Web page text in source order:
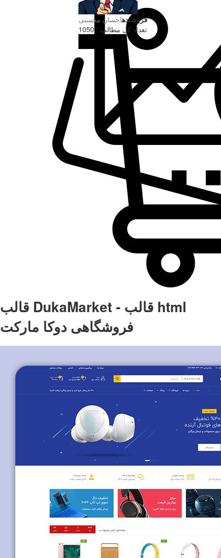
فروشندهاحسان محسنی
تعداد کل مطالب : 1050
قالب DukaMarket - قالب html
فروشگاهی دوکا مارکت